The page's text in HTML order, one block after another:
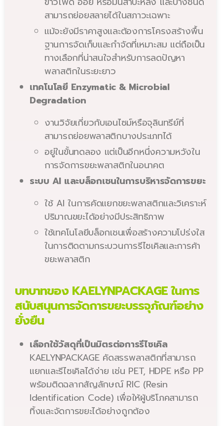
สามารถย่อยสลายได้ในสภาวะเฉพาะ
แม้จะยังมีราคาสูงและต้องการโครงสร้างพื้น
ฐานการจัดเก็บและกำจัดที่เหมาะสม แต่ถือเป็น
ทางเลือกที่น่าสนใจสำหรับการลดปัญหา
พลาสติกในระยะยาว
เทคโนโลยี Enzymatic & Microbial
Degradation
งานวิจัยเกี่ยวกับเอนไซม์หรือจุลินทรีย์ที่
สามารถย่อยพลาสติกบางประเภทได้
อยู่ในขั้นทดลอง แต่เป็นอีกหนึ่งความหวังใน
การจัดการขยะพลาสติกในอนาคต
ระบบ AI และบล็อกเชนในการบริหารจัดการขยะ
ใช้ AI ในการคัดแยกขยะพลาสติกและวิเคราะห์
ปริมาณขยะได้อย่างมีประสิทธิภาพ
ใช้เทคโนโลยีบล็อกเชนเพื่อสร้างความโปร่งใส
ในการติดตามกระบวนการรีไซเคิลและการค้า
ขยะพลาสติก
บทบาทของ KAELYNPACKAGE ในการ
สนับสนุนการจัดการขยะบรรจุภัณฑ์อย่าง
ยั่งยืน
เลือกใช้วัสดุที่เป็นมิตรต่อการรีไซเคิล
KAELYNPACKAGE คัดสรรพลาสติกที่สามารถ
แยกและรีไซเคิลได้ง่าย เช่น PET, HDPE หรือ PP
พร้อมติดฉลากสัญลักษณ์ RIC (Resin
Identification Code) เพื่อให้ผู้บริโภคสามารถ
ทิ้งและจัดการขยะได้อย่างถูกต้อง